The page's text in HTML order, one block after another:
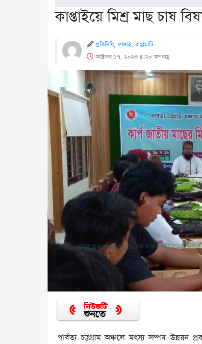
কাপ্তাইয়ে মিশ্র মাছ চাষ
প্রতিনিধি, কাপ্তাই, রাঙামাটি
অক্টোবর ১৭, ২০২৩ ৪:২০ অপরাহ্ণ
পার্বত্য চট্টগ্রাম অঞ্চলে মৎস্য সম্পদ উন্নয়ন